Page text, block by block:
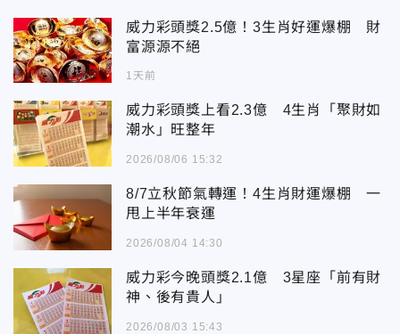
威力彩頭獎2.5億！3生肖好運爆棚 財
富源源不絕
1天前
威力彩頭獎上看2.3億 4生肖「聚財如
潮水」旺整年
2026/08/06 15:32
8/7立秋節氣轉運！4生肖財運爆棚 一
甩上半年衰運
2026/08/04 14:30
威力彩今晚頭獎2.1億 3星座「前有財
神、後有貴人」
2026/08/03 15:43